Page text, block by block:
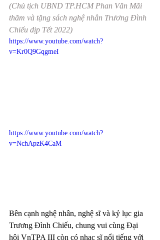
(Chủ tịch UBND TP.HCM Phan Văn Mãi
thăm và tặng sách nghệ nhân Trương Đình
Chiếu dịp Tết 2022)
https://www.youtube.com/watch?
v=Kr0Q9GqgmeI
https://www.youtube.com/watch?
v=NchApzK4CaM
Bên cạnh nghệ nhân, nghệ sĩ và kỷ lục gia
Trương Đình Chiếu, chung vui cùng Đại
hội VnTPA III còn có nhạc sĩ nổi tiếng với